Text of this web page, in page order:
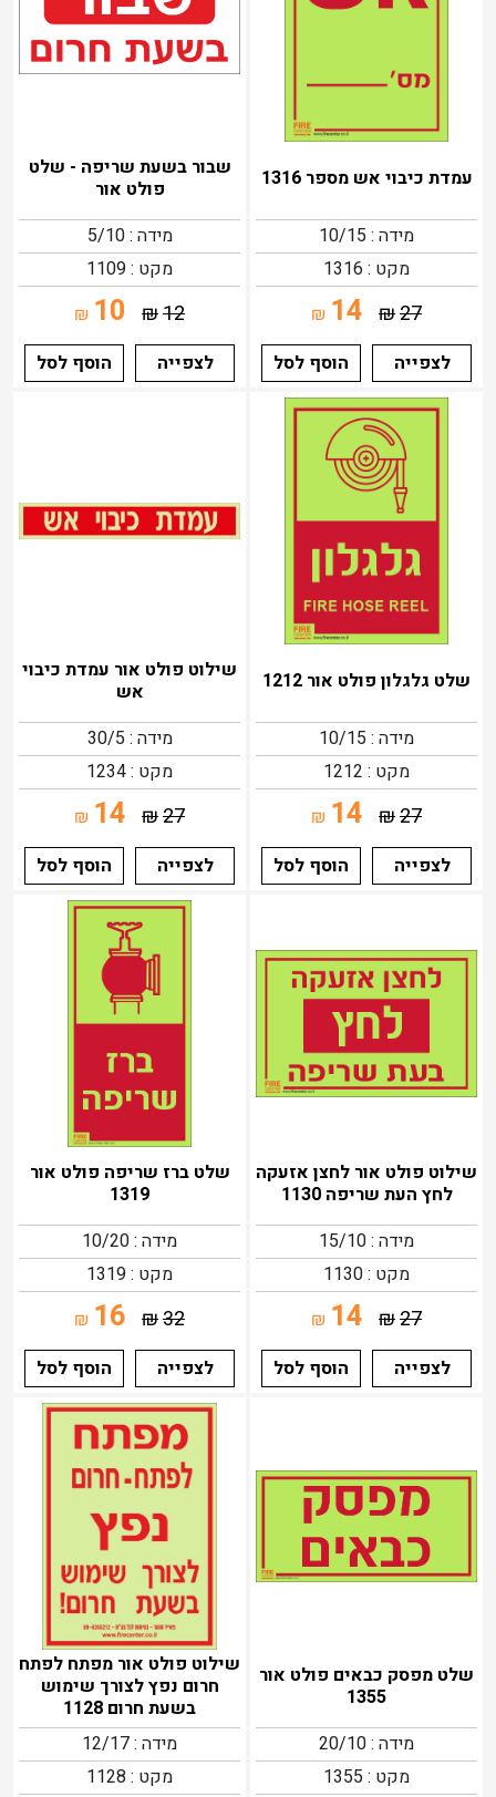
עמדת כיבוי אש מספר 1316
מידה : 10/15
מקט : 1316
27
₪
14
₪
לצפייה
הוסף לסל
שבור בשעת שריפה - שלט
פולט אור
מידה : 5/10
מקט : 1109
12
₪
10
₪
לצפייה
הוסף לסל
שלט גלגלון פולט אור 1212
מידה : 10/15
מקט : 1212
27
₪
14
₪
לצפייה
הוסף לסל
שילוט פולט אור עמדת כיבוי
אש
מידה : 30/5
מקט : 1234
27
₪
14
₪
לצפייה
הוסף לסל
שילוט פולט אור לחצן אזעקה
לחץ העת שריפה 1130
מידה : 15/10
מקט : 1130
27
₪
14
₪
לצפייה
הוסף לסל
שלט ברז שריפה פולט אור
1319
מידה : 10/20
מקט : 1319
32
₪
16
₪
לצפייה
הוסף לסל
שלט מפסק כבאים פולט אור
1355
מידה : 20/10
מקט : 1355
שילוט פולט אור מפתח לפתח
חרום נפץ לצורך שימוש
בשעת חרום 1128
מידה : 12/17
מקט : 1128